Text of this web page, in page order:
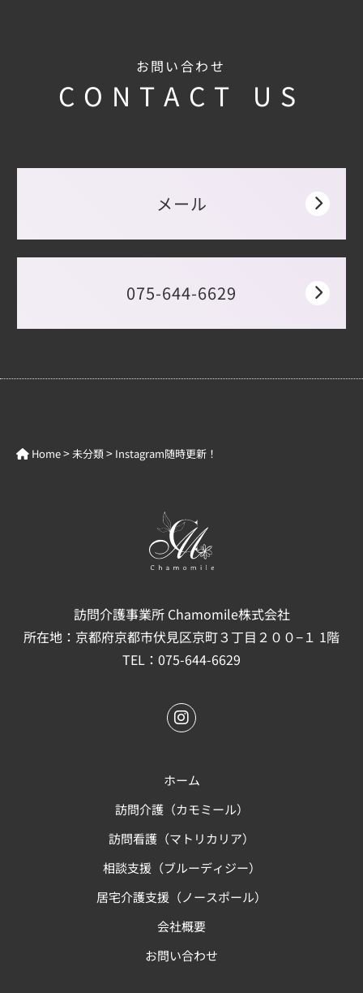
お問い合わせ
CONTACT US
メール
075-644-6629
Home>未分類> Instagram随時更新！
訪問介護事業所 Chamomile株式会社
所在地：京都府京都市伏見区京町３丁目２００−１ 1階
TEL： 075-644-6629
ホーム
訪問介護（カモミール）
訪問看護（マトリカリア）
相談支援（ブルーディジー）
居宅介護支援（ノースポール）
会社概要
お問い合わせ